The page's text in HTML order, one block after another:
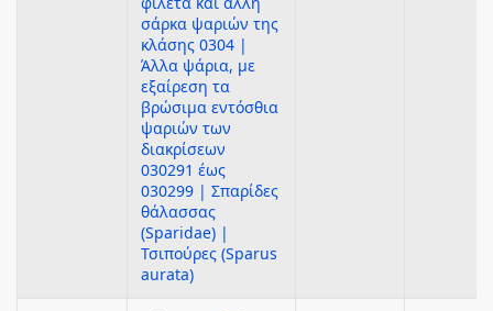
σάρκα ψαριών της
κλάσης 0304 |
Άλλα ψάρια, με
εξαίρεση τα
βρώσιμα εντόσθια
ψαριών των
διακρίσεων
030291 έως
030299 | Σπαρίδες
θάλασσας
(Sparidae) |
Τσιπούρες (Sparus
aurata)